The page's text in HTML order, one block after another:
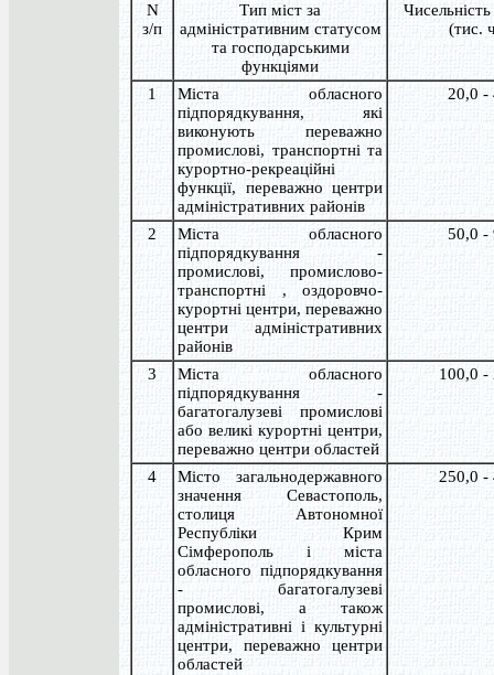
N
з/п
Тип міст за
адміністративним статусом
та господарськими
функціями
(тис.
1
Міста обласного
підпорядкування, які
виконують переважно
промислові, транспортні та
курортно-рекреаційні
функції, переважно центри
адміністративних районів
20,0 -
2
Міста обласного
підпорядкування -
промислові, промислово-
транспортні , оздоровчо-
курортні центри, переважно
центри адміністративних
районів
50,0 -
3
Міста обласного
підпорядкування -
багатогалузеві промислові
або великі курортні центри,
переважно центри областей
100,0 -
4
Місто загальнодержавного
значення Севастополь,
столиця Автономної
Республіки Крим
Сімферополь і міста
обласного підпорядкування
- багатогалузеві
промислові, а також
адміністративні і культурні
центри, переважно центри
областей
250,0 -